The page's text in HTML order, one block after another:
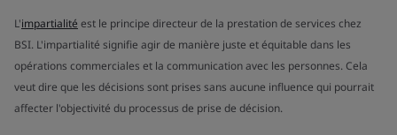
L'impartialité est le principe directeur de la prestation de services chez
BSI. L'impartialité signifie agir de manière juste et équitable dans les
opérations commerciales et la communication avec les personnes. Cela
veut dire que les décisions sont prises sans aucune influence qui pourrait
affecter l'objectivité du processus de prise de décision.